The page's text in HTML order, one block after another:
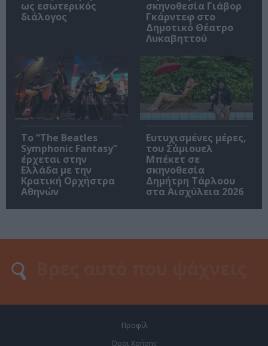
ως εσωτερικός
διάλογος
σκηνοθεσία Γιάβορ
Γκάρντεφ στο
Δημοτικό Θέατρο
Λυκαβηττού
Το “The Beatles
Symphonic Fantasy”
έρχεται στην
Ελλάδα με την
Κρατική Ορχήστρα
Αθηνών
Ευτυχισμένες μέρες,
του Σάμιουελ
Μπέκετ σε
σκηνοθεσία
Δημήτρη Τάρλοου
στα Αισχύλεια 2026
Προφίλ
Οροι Χρήσης